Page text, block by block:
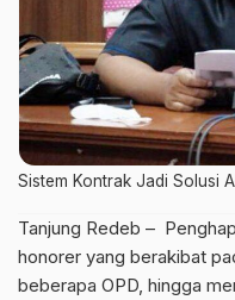
Sistem Kontrak Jadi Solusi
Tanjung Redeb –
honorer yang berakibat
beberapa OPD, hingga